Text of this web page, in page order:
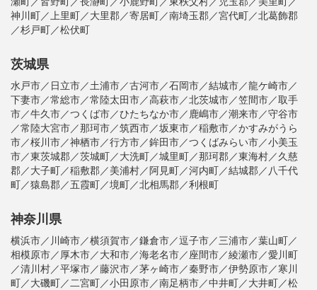
神川町／上里町／大里郡／寄居町／南埼玉郡／宮代町／北葛飾郡
／杉戸町／松伏町
茨城県
水戸市／日立市／土浦市／古河市／石岡市／結城市／龍ケ崎市／
下妻市／常総市／常陸太田市／高萩市／北茨城市／笠間市／取手
市／牛久市／つくば市／ひたちなか市／鹿嶋市／潮来市／守谷市
／常陸大宮市／那珂市／筑西市／坂東市／稲敷市／かすみがうら
市／桜川市／神栖市／行方市／鉾田市／つくばみらい市／小美玉
市／東茨城郡／茨城町／大洗町／城里町／那珂郡／東海村／久慈
郡／大子町／稲敷郡／美浦村／阿見町／河内町／結城郡／八千代
町／猿島郡／五霞町／境町／北相馬郡／利根町
神奈川県
横浜市／川崎市／横須賀市／鎌倉市／逗子市／三浦市／葉山町／
相模原市／厚木市／大和市／海老名市／座間市／綾瀬市／愛川町
／清川村／平塚市／藤沢市／茅ヶ崎市／秦野市／伊勢原市／寒川
町／大磯町／二宮町／小田原市／南足柄市／中井町／大井町／松